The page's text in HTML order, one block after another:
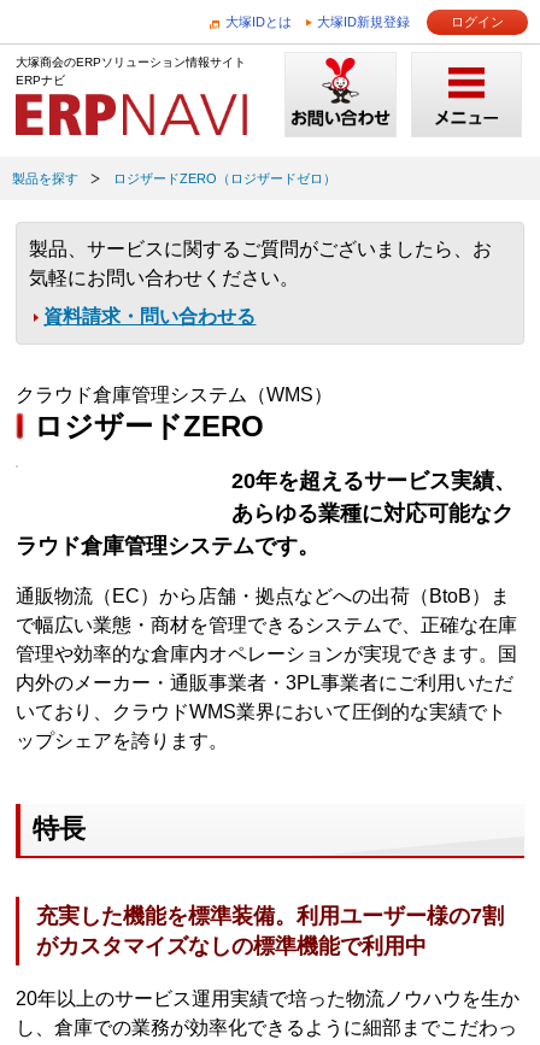
大塚IDとは 大塚ID新規登録 ログイン
大塚商会のERPソリューション情報サイト
ERPナビ
製品を探す ロジザードZERO（ロジザードゼロ）
製品、サービスに関するご質問がございましたら、お
気軽にお問い合わせください。
資料請求・問い合わせる
クラウド倉庫管理システム（WMS）
ロジザードZERO
20年を超えるサービス実績、
あらゆる業種に対応可能なク
ラウド倉庫管理システムです。
通販物流（EC）から店舗・拠点などへの出荷（BtoB）ま
で幅広い業態・商材を管理できるシステムで、正確な在庫
管理や効率的な倉庫内オペレーションが実現できます。国
内外のメーカー・通販事業者・3PL事業者にご利用いただ
いており、クラウドWMS業界において圧倒的な実績でト
ップシェアを誇ります。
特長
充実した機能を標準装備。利用ユーザー様の7割
がカスタマイズなしの標準機能で利用中
20年以上のサービス運用実績で培った物流ノウハウを生か
し、倉庫での業務が効率化できるように細部までこだわっ